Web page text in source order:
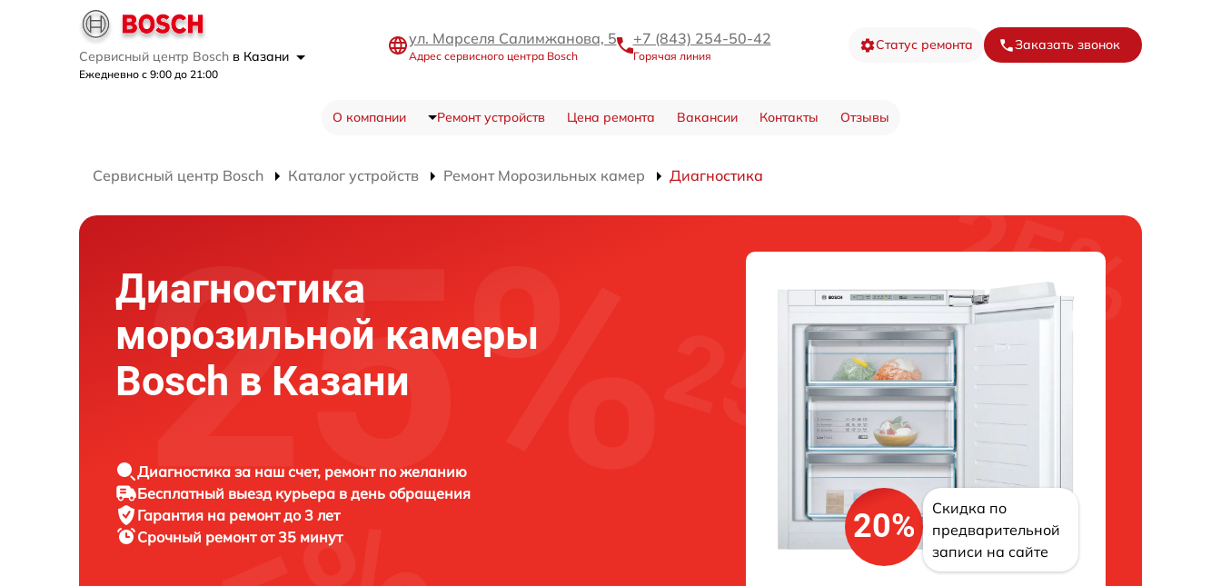
Сервисный центр Bosch в Казани
Ежедневно с 9:00 до 21:00
ул. Марселя Салимжанова, 5
Адрес сервисного центра Bosch
+7 (843) 254-50-42
Горячая линия
Статус ремонта Заказать звонок
О компании Ремонт устройств Цена ремонта Вакансии Контакты Отзывы
Сервисный центр Bosch Каталог устройств Ремонт Морозильных камер Диагностика
Диагностика
морозильной камеры
Bosch в Казани
Диагностика за наш счет, ремонт по желанию
Бесплатный выезд курьера в день обращения
Гарантия на ремонт до 3 лет
Срочный ремонт от 35 минут
20%
Скидка по
предварительной
записи на сайте